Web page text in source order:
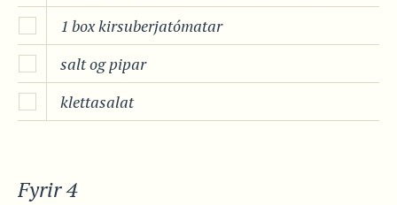
1 box kirsuberjatómatar
salt og pipar
klettasalat
Fyrir 4